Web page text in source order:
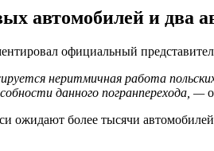
автомобилей и два
официальный
неритмичная работа
данного погранперехода, —
ожидают более тысячи